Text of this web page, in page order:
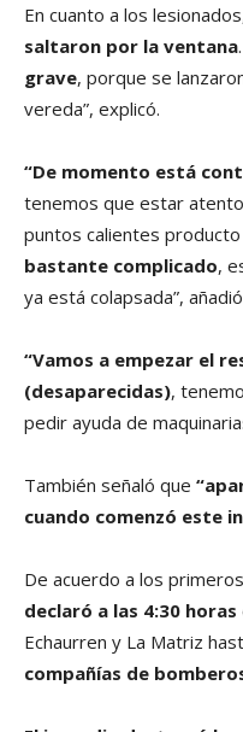
En cuanto a los
saltaron por la ventana
grave, porque se
vereda”, explicó.
“De momento está
tenemos que estar
puntos calientes
bastante complicado,
ya está colapsada”,
“Vamos a empezar el
(desaparecidas),
pedir ayuda de
También señaló que
cuando comenzó este
De acuerdo a los
declaró a las 4:30 horas
Echaurren y La Matriz
compañías de